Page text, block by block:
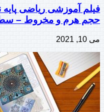
حجم هرم و مخروط –
می 10, 2021